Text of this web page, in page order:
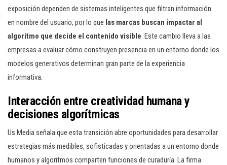
exposición dependen de sistemas inteligentes que filtran información
en nombre del usuario, por lo que las marcas buscan impactar al
algoritmo que decide el contenido visible. Este cambio lleva a las
empresas a evaluar cómo construyen presencia en un entorno donde los
modelos generativos determinan gran parte de la experiencia
informativa.
Interacción entre creatividad humana y
decisiones algorítmicas
Us Media señala que esta transición abre oportunidades para desarrollar
estrategias más medibles, sofisticadas y orientadas a un entorno donde
humanos y algoritmos comparten funciones de curaduría. La firma